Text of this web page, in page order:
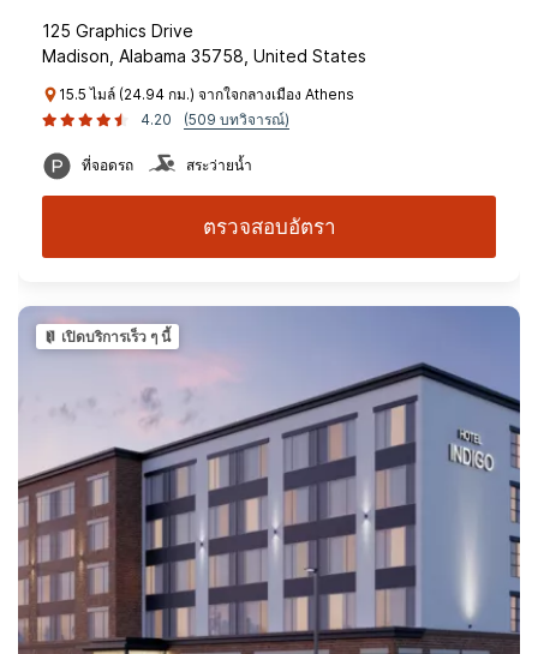
125 Graphics Drive
Madison, Alabama 35758, United States
15.5 ไมล์ (24.94 กม.) จากใจกลางเมือง Athens
4.20
(509 บทวิจารณ์)
ที่จอดรถ สระว่ายน้ำ
ตรวจสอบอัตรา
เปิดบริการเร็ว ๆ นี้